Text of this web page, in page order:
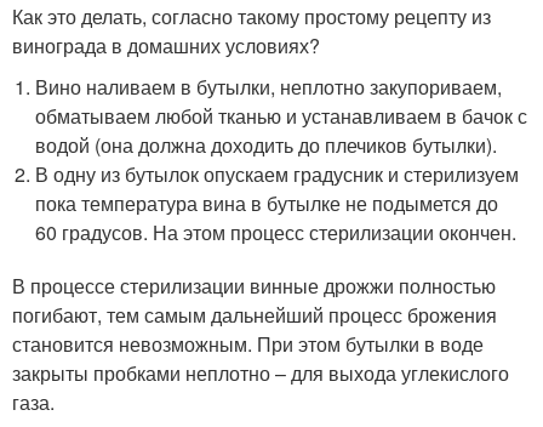
Как это делать, согласно такому простому рецепту из
винограда в домашних условиях?
Вино наливаем в бутылки, неплотно закупориваем,
обматываем любой тканью и устанавливаем в бачок с
водой (она должна доходить до плечиков бутылки).
В одну из бутылок опускаем градусник и стерилизуем
пока температура вина в бутылке не подымется до
60 градусов. На этом процесс стерилизации окончен.
В процессе стерилизации винные дрожжи полностью
погибают, тем самым дальнейший процесс брожения
становится невозможным. При этом бутылки в воде
закрыты пробками неплотно – для выхода углекислого
газа.